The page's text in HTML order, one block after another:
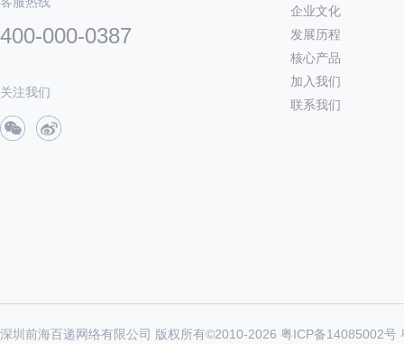
400-000-0387
关注我们
企业文化
发展历程
核心产品
加入我们
联系我们
深圳前海百递网络有限公司 版权所有©2010-2026 粤ICP备14085002号